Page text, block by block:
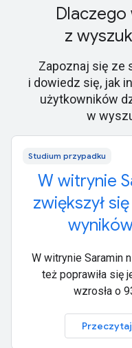
z
Zapoznaj się ze
i dowiedz się, jak
użytkowników
w
Studium przypadku
W witrynie
zwiększył
W witrynie Saramin
też poprawiła się
wzrosła o